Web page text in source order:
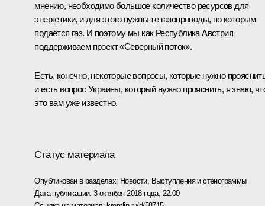
мнению, необходимо большое количество ресурсов для
энергетики, и для этого нужны те газопроводы, по которым
подаётся газ. И поэтому мы как Республика Австрия
поддерживаем проект «Северный поток».
Есть, конечно, некоторые вопросы, которые нужно
и есть вопрос Украины, который нужно прояснить, я знаю,
это вам уже известно.
Статус материала
Опубликован в разделах: Новости, Выступления и стенограммы
Дата публикации:3 октября 2018 года, 22:00